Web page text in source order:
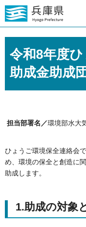
令和8年度
助成金助成
担当部署名／環境部水大
ひょうご環境保全連絡会
め、環境の保全と創造に
助成します。
1.助成の対象